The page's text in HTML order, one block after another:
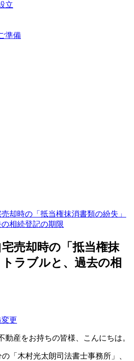
立
準備
売却時の「抵当権抹消書類の紛失」
相続登記の期限
宅売却時の「抵当権抹
ラブルと、過去の相
更
動産をお持ちの皆様、こんにちは。
「木村光太朗司法書士事務所」、